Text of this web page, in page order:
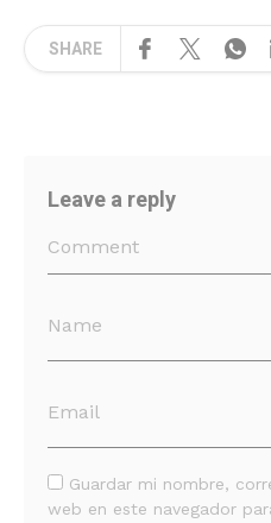
SHARE
Leave a reply
Guardar mi nombre,
web en este navegador